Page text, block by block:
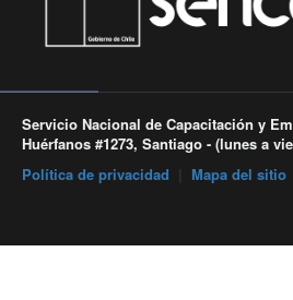
Servicio Nacional de Capacitación y
Huérfanos #1273, Santiago - (lunes a
Política de privacidad
Mapa del sitio